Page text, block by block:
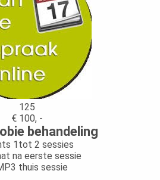
125
€ 100, -
behandeling
1tot 2 sessies
na eerste sessie
thuis sessie